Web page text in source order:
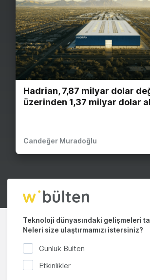
Hadrian, 7,87 milyar dolar
üzerinden 1,37 milyar dolar
Candeğer Muradoğlu
Teknoloji dünyasındaki gelişmeleri
Neleri size ulaştırmamızı istersiniz?
Günlük Bülten
Etkinlikler